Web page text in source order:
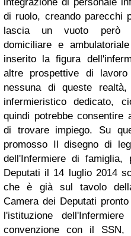
di ruolo, creando parecchi
lascia un vuoto però
domiciliare e
inserito la figura
altre prospettive di
nessuna di queste
infermieristico dedicato,
quindi potrebbe consentire
di trovare impiego. Su
promosso Il disegno di
dell'Infermiere di famiglia,
Deputati il 14 luglio 2014
che è già sul tavolo
Camera dei Deputati
l'istituzione
convenzione con il SSN,